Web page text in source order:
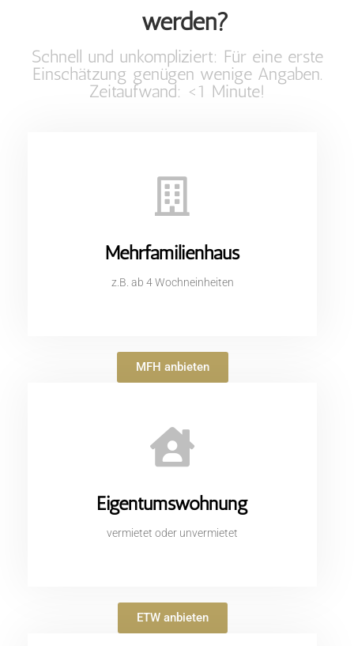
werden?
Schnell und unkompliziert: Für eine erste
Einschätzung genügen wenige Angaben.
Zeitaufwand: <1 Minute!
Mehrfamilienhaus
z.B. ab 4 Wochneinheiten
MFH anbieten
Eigentumswohnung
vermietet oder unvermietet
ETW anbieten